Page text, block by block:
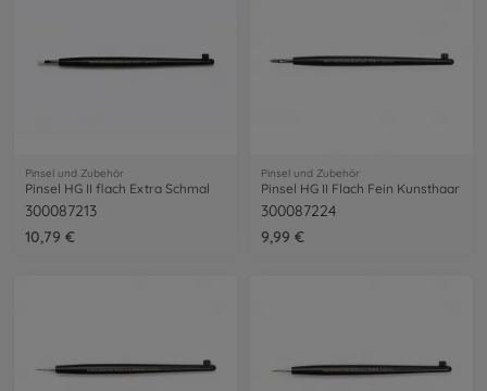
Pinsel und Zubehör
Pinsel HG II flach Extra Schmal
300087213
10,79 €
Pinsel und Zubehör
Pinsel HG II Flach Fein Kunsthaar
300087224
9,99 €